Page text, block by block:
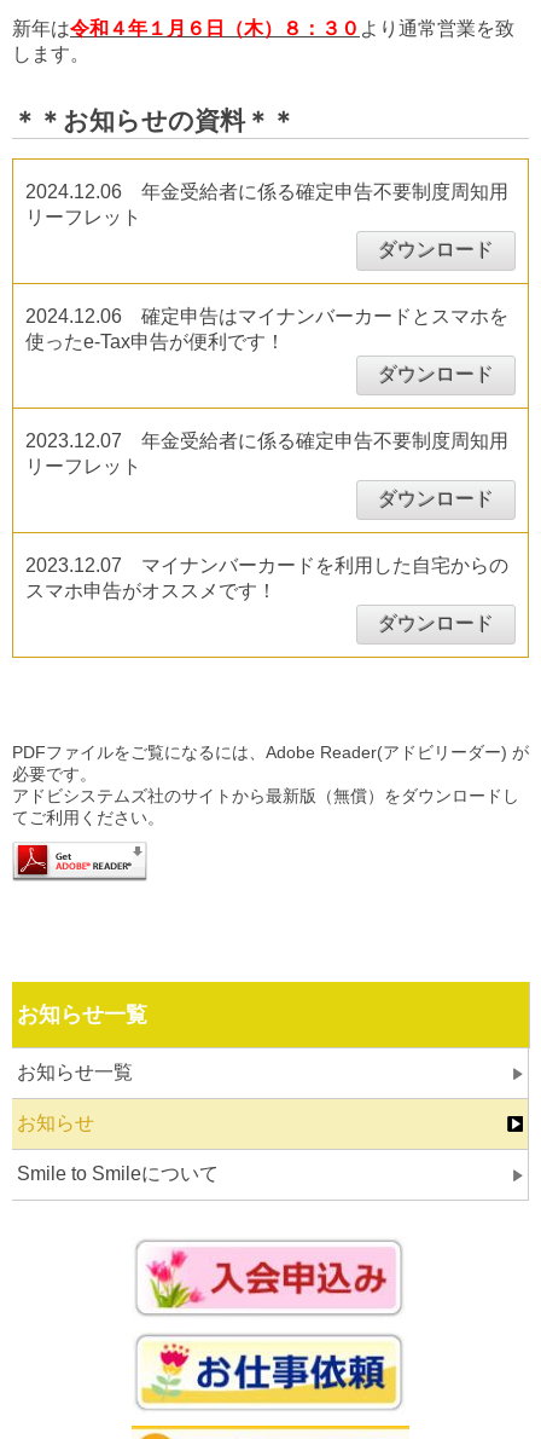
新年は令和４年１月６日（木）８：３０ より通常営業を致
します。
＊＊お知らせの資料＊＊
2024.12.06 年金受給者に係る確定申告不要制度周知用
リーフレット
ダウンロード
2024.12.06 確定申告はマイナンバーカードとスマホを
使ったe-Tax申告が便利です！
ダウンロード
2023.12.07 年金受給者に係る確定申告不要制度周知用
リーフレット
ダウンロード
2023.12.07 マイナンバーカードを利用した自宅からの
スマホ申告がオススメです！
ダウンロード
PDFファイルをご覧になるには、Adobe Reader(アドビリーダー) が
必要です。
アドビシステムズ社のサイトから最新版（無償）をダウンロードし
てご利用ください。
お知らせ一覧
お知らせ一覧
お知らせ
Smile to Smileについて